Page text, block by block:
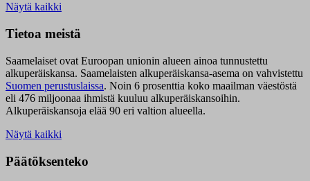
Näytä kaikki
Tietoa meistä
Saamelaiset ovat Euroopan unionin alueen ainoa tunnustettu
alkuperäiskansa. Saamelaisten alkuperäiskansa-asema on vahvistettu
Suomen perustuslaissa. Noin 6 prosenttia koko maailman väestöstä
eli 476 miljoonaa ihmistä kuuluu alkuperäiskansoihin.
Alkuperäiskansoja elää 90 eri valtion alueella.
Näytä kaikki
Päätöksenteko